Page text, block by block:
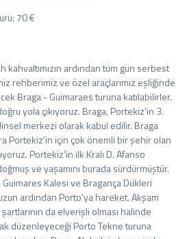
70 €
kahvaltımızın ardından tüm gün serbest
rehberimiz ve özel araçlarımız eşliğinde
Braga - Guimaraes turuna katılabilirler.
yola çıkıyoruz. Braga, Portekiz'in 3.
merkezi olarak kabul edilir. Braga
Portekiz'in için çok önemli bir şehir olan
Portekiz'in ilk Kralı D. Afanso
ve yaşamını burada sürdürmüştür.
Guimares Kalesi ve Bragança Dükleri
ardından Porto'ya hareket. Akşam
da elverişli olması halinde
düzenleyeceği Porto Tekne turuna